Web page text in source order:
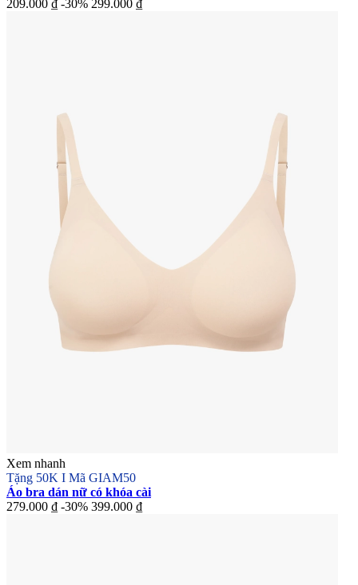
209.000 ₫ -30% 299.000 ₫
Xem nhanh
Tặng 50K I Mã GIAM50
Áo bra dán nữ có khóa cài
279.000 ₫ -30% 399.000 ₫